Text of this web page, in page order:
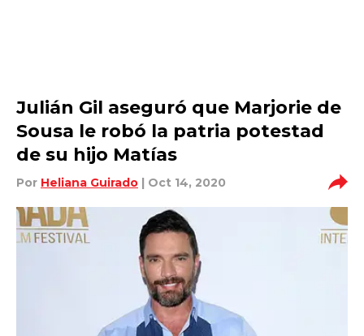
Julián Gil aseguró que Marjorie de
Sousa le robó la patria potestad
de su hijo Matías
Por Heliana Guirado | Oct 14, 2020